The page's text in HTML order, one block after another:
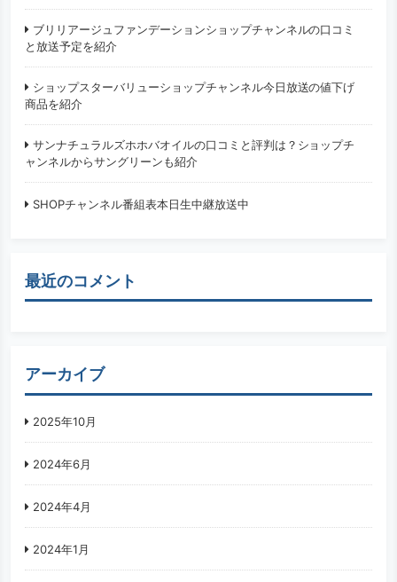
ブリリアージュファンデーションショップチャンネルの口コミ
と放送予定を紹介
ショップスターバリューショップチャンネル今日放送の値下げ
商品を紹介
サンナチュラルズホホバオイルの口コミと評判は？ショップチ
ャンネルからサングリーンも紹介
SHOPチャンネル番組表本日生中継放送中
最近のコメント
アーカイブ
2025年10月
2024年6月
2024年4月
2024年1月